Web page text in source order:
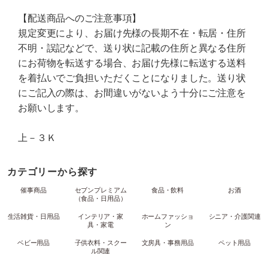
【配送商品へのご注意事項】
規定変更により、お届け先様の長期不在・転居・住所
不明・誤記などで、送り状に記載の住所と異なる住所
にお荷物を転送する場合、お届け先様に転送する送料
を着払いでご負担いただくことになりました。送り状
にご記入の際は、お間違いがないよう十分にご注意を
お願いします。
上－３Ｋ
カテゴリーから探す
催事商品
セブンプレミアム
（食品・日用品）
食品・飲料 お酒
生活雑貨・日用品
インテリア・家
具・家電
ホームファッショ
ン
シニア・介護関連
ベビー用品
子供衣料・スクー
ル関連
文房具・事務用品 ペット用品